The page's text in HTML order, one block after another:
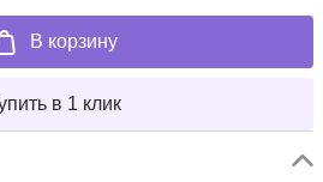
В корзину
в 1 клик